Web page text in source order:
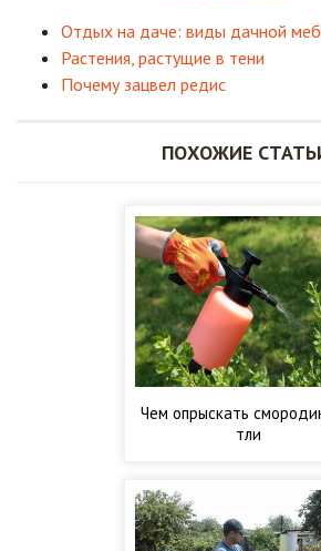
Отдых на даче: виды дачной
Растения, растущие в тени
Почему зацвел редис
ПОХОЖИЕ
Чем опрыскать
тли